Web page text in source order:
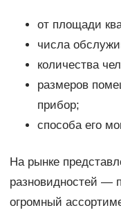
от площади
числа
количества
размеров
прибор;
способа его
На рынке
разновидностей —
огромный